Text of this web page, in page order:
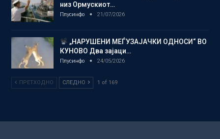
низ Ормускиот…
Плусинфо 21/07/2026
„НАРУШЕНИ МЕЃУЗАЈАЧКИ ОДНОСИ“ ВО
КУНОВО Два зајаци…
Плусинфо 24/05/2026
ПРЕТХОДНО СЛЕДНО 1 of 169